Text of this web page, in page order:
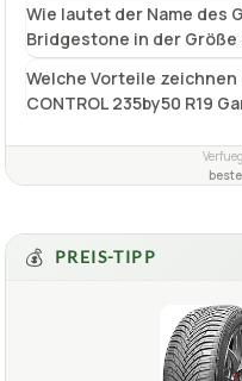
Wie lautet der Name des
Bridgestone in der Größe
Welche Vorteile zeichnen
CONTROL 235by50 R19
💰 PREIS-TIPP